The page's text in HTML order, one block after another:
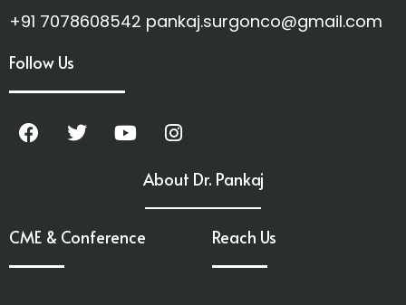
+91 7078608542 pankaj.surgonco@gmail.com
Follow Us
About Dr. Pankaj
CME & Conference Reach Us